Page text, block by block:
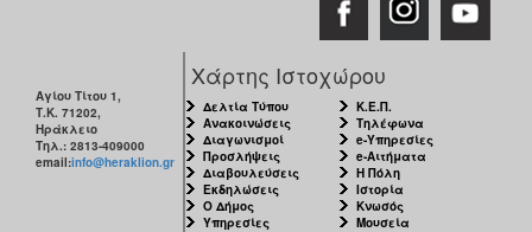
Αγίου Τίτου 1,
Τ.Κ. 71202,
Ηράκλειο
Τηλ.: 2813-409000
email:info@heraklion.gr
Χάρτης Ιστοχώρου
Δελτία Τύπου
Ανακοινώσεις
Διαγωνισμοί
Προσλήψεις
Διαβουλεύσεις
Εκδηλώσεις
Ο Δήμος
Υπηρεσίες
Κ.Ε.Π.
Τηλέφωνα
e-Υπηρεσίες
e-Αιτήματα
Η Πόλη
Ιστορία
Κνωσός
Μουσεία